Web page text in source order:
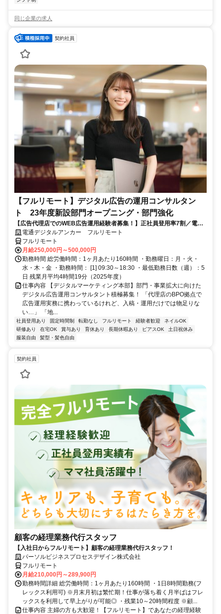
同じ企業の求人
契約社員
【フルリモート】デジタル広告の運用コンサルタン
ト 23年度新設部門オープニング・部門強化
【広告代理店でのWEB広告運用経験者募集！】正社員登用率7割／電通
G／全国×完全在宅／年休126日・土日祝休み／残業月平均4時間19分
電通デジタルアンカー フルリモート
フルリモート
月給250,000円～500,000円
勤務時間 総労働時間：1ヶ月あたり160時間 ・勤務曜日：月・火・
水・木・金 ・勤務時間： [1] 09:30～18:30 ・最低勤務日数（週）：5
日 残業月平均4時間19分（2025年度）
仕事内容 【デジタルマーケティング本部】部門・事業拡大に向けた
デジタル広告運用コンサルタント積極募集！ 「代理店のBPO拠点で
広告運用実務に携わっているけれど、入稿・運用だけでは物足りな
い…」 「地...
社員登用あり 固定時間制 転勤なし フルリモート 経験者歓迎
ネイルOK
研修あり
在宅OK 賞与あり 育休あり 長期休暇あり ピアスOK
土日祝休み
服装自由
髪型・髪色自由
契約社員
顧客の経理業務代行スタッフ
【入社日からフルリモート】顧客の経理業務代行スタッフ！
パーソルビジネスプロセスデザイン株式会社
フルリモート
月給210,000円～289,900円
勤務時間詳細 総労働時間：1ヶ月あたり160時間 ・1日8時間勤務(フ
レックス利用可) ※月末月初は繁忙期！仕事が落ち着く月半ばはフレ
ックスを利用して早上がりが可能◎ ・残業10～20時間程度 ※顧...
仕事内容 主婦の方も大歓迎！【フルリモート】であなたの経理経験